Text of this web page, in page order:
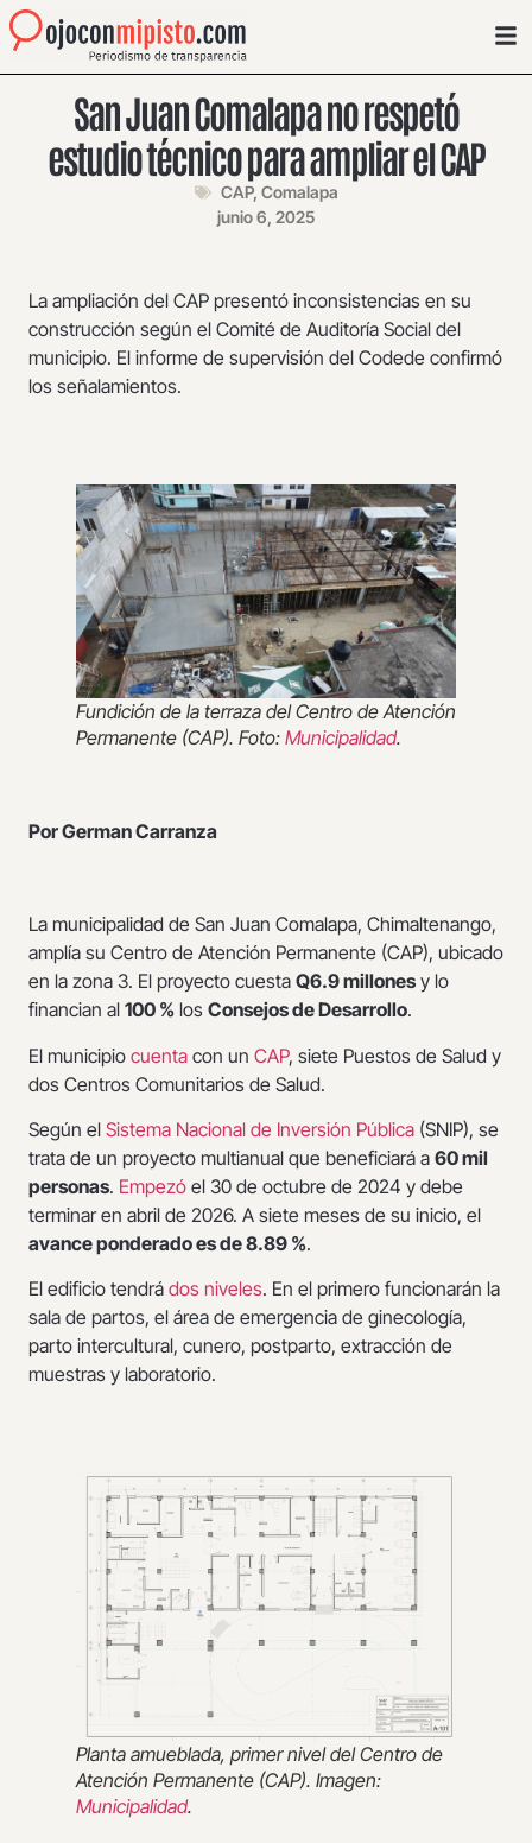
San Juan Comalapa no respetó
estudio técnico para ampliar el CAP
CAP, Comalapa
junio 6, 2025
La ampliación del CAP presentó inconsistencias en su
construcción según el Comité de Auditoría Social del
municipio. El informe de supervisión del Codede confirmó
los señalamientos.
Fundición de la terraza del Centro de Atención
Permanente (CAP). Foto: Municipalidad.
Por German Carranza
La municipalidad de San Juan Comalapa, Chimaltenango,
amplía su Centro de Atención Permanente (CAP), ubicado
en la zona 3. El proyecto cuesta Q6.9 millones y lo
financian al 100 % los Consejos de Desarrollo.
El municipio cuenta con un CAP, siete Puestos de Salud y
dos Centros Comunitarios de Salud.
Según el Sistema Nacional de Inversión Pública (SNIP), se
trata de un proyecto multianual que beneficiará a 60 mil
personas. Empezó el 30 de octubre de 2024 y debe
terminar en abril de 2026. A siete meses de su inicio, el
avance ponderado es de 8.89 %.
El edificio tendrá dos niveles. En el primero funcionarán la
sala de partos, el área de emergencia de ginecología,
parto intercultural, cunero, postparto, extracción de
muestras y laboratorio.
Planta amueblada, primer nivel del Centro de
Atención Permanente (CAP). Imagen:
Municipalidad.